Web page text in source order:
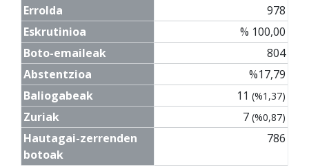
Errolda
978
Eskrutinioa
% 100,00
Boto-emaileak
804
Abstentzioa
%17,79
Baliogabeak
11 (%1,37)
Zuriak 7 (%0,87)
Hautagai-zerrenden
botoak
786